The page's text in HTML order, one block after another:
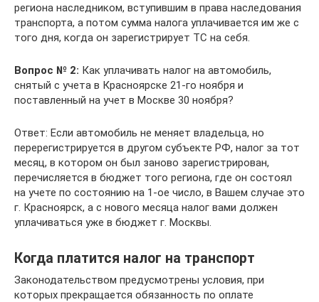
региона наследником, вступившим в права наследования
транспорта, а потом сумма налога уплачивается им же с
того дня, когда он зарегистрирует ТС на себя.
Вопрос № 2: Как уплачивать налог на автомобиль,
снятый с учета в Красноярске 21-го ноября и
поставленный на учет в Москве 30 ноября?
Ответ: Если автомобиль не меняет владельца, но
перерегистрируется в другом субъекте РФ, налог за тот
месяц, в котором он был заново зарегистрирован,
перечисляется в бюджет того региона, где он состоял
на учете по состоянию на 1-ое число, в Вашем случае это
г. Красноярск, а с нового месяца налог вами должен
уплачиваться уже в бюджет г. Москвы.
Когда платится налог на транспорт
Законодательством предусмотрены условия, при
которых прекращается обязанность по оплате